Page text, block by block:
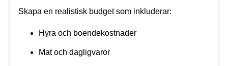
Skapa en realistisk budget som inkluderar:
Hyra och boendekostnader
Mat och dagligvaror